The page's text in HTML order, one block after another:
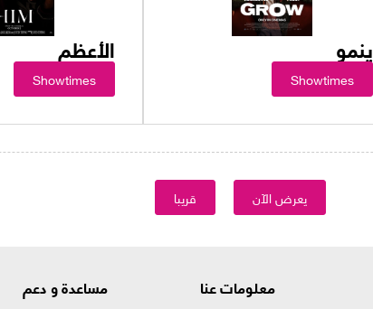
ينمو
Showtimes
الأعظم
Showtimes
يعرض الآن قريبا
معلومات عنا
مساعدة و دعم